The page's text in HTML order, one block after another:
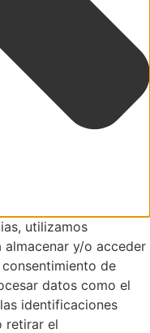
utilizamos
y/o acceder
de
datos como el
identificaciones
retirar el